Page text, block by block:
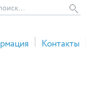
Контакты